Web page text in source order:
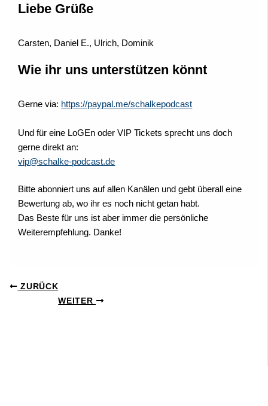
Liebe Grüße
Carsten, Daniel E., Ulrich, Dominik
Wie ihr uns unterstützen könnt
Gerne via: https://paypal.me/schalkepodcast
Und für eine LoGEn oder VIP Tickets sprecht uns doch
gerne direkt an:
vip@schalke-podcast.de
Bitte abonniert uns auf allen Kanälen und gebt überall eine
Bewertung ab, wo ihr es noch nicht getan habt.
Das Beste für uns ist aber immer die persönliche
Weiterempfehlung. Danke!
ZURÜCK
WEITER